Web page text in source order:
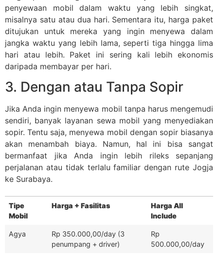
penyewaan mobil dalam waktu yang lebih singkat,
misalnya satu atau dua hari. Sementara itu, harga paket
ditujukan untuk mereka yang ingin menyewa dalam
jangka waktu yang lebih lama, seperti tiga hingga lima
hari atau lebih. Paket ini sering kali lebih ekonomis
daripada membayar per hari.
3. Dengan atau Tanpa Sopir
Jika Anda ingin menyewa mobil tanpa harus mengemudi
sendiri, banyak layanan sewa mobil yang menyediakan
sopir. Tentu saja, menyewa mobil dengan sopir biasanya
akan menambah biaya. Namun, hal ini bisa sangat
bermanfaat jika Anda ingin lebih rileks sepanjang
perjalanan atau tidak terlalu familiar dengan rute Jogja
ke Surabaya.
Tipe
Mobil
Harga + Fasilitas
Harga All
Include
Agya
Rp 350.000,00/day (3
penumpang + driver)
Rp
500.000,00/day